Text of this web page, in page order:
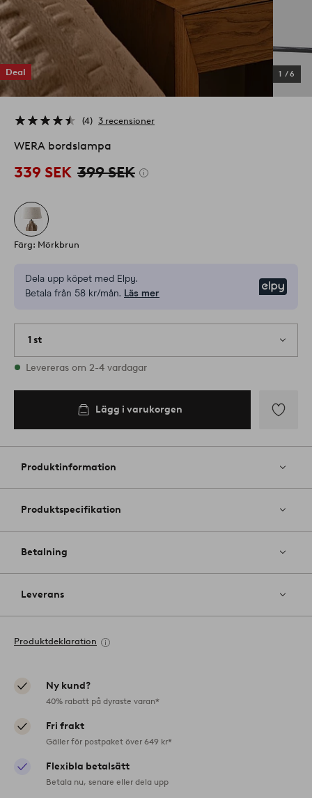
Deal 1 /6
4 3 recensioner
WERA bordslampa
339 SEK 399 SEK
Färg: Mörkbrun
Dela upp köpet med Elpy.
Betala från 58 kr/mån. Läs mer
1 st
I lager
Levereras om 2-4 vardagar
Lägg i varukorgen
till
favoriter
Produktinformation
Produktspecifikation
Betalning
Leverans
Produktdeklaration
Ny kund?
40% rabatt på dyraste varan*
Fri frakt
Gäller för postpaket över 649 kr*
Flexibla betalsätt
Betala nu, senare eller dela upp